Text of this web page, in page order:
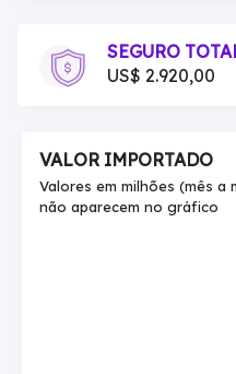
SEGURO
US$ 2.920,00
VALOR IMPORTADO
Valores em milhões (mês a
não aparecem no gráfico